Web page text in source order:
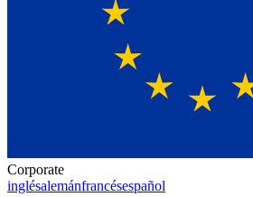
Corporate
inglésalemánfrancésespañol